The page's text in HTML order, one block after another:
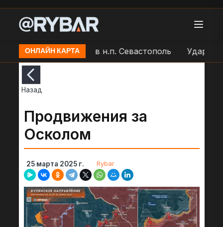
ОНЛАЙН КАРТА
Работа ПВО ВС РФ в н.п. Севастополь Удар БЛА
Назад
Продвижения за
Осколом
25 марта 2025 г. Rybar